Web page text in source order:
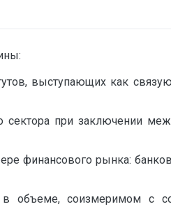
выступающих как
сектора при заключении
финансового рынка:
объеме, соизмеримом с